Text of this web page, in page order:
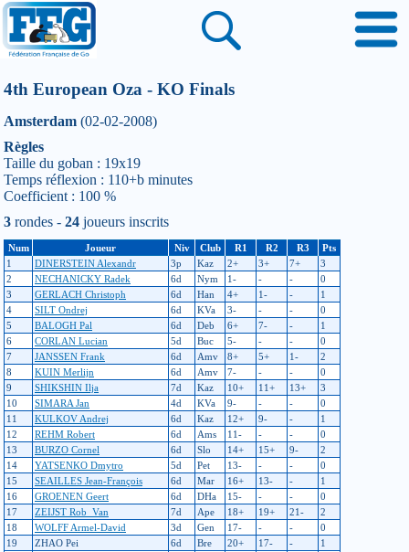
4th European Oza - KO Finals
Amsterdam (02-02-2008)
Règles
Taille du goban : 19x19
Temps réflexion : 110+b minutes
Coefficient : 100 %
3 rondes - 24 joueurs inscrits
Num Joueur Niv Club R1 R2 R3
Pts
1
DINERSTEIN Alexandr 3p Kaz 2+ 3+ 7+
3
2
NECHANICKY Radek 6d Nym 1- - -
0
3
GERLACH Christoph 6d Han 4+ 1- -
1
4
SILT Ondrej 6d KVa 3- - -
0
5
BALOGH Pal 6d Deb 6+ 7- -
1
6
CORLAN Lucian 5d Buc 5- - -
0
7
JANSSEN Frank 6d Amv 8+ 5+ 1-
2
8
KUIN Merlijn 6d Amv 7- - -
0
9
SHIKSHIN Ilja 7d Kaz 10+ 11+ 13+
3
10
SIMARA Jan 4d KVa 9- - -
0
11
KULKOV Andrej 6d Kaz 12+ 9- -
1
12
REHM Robert 6d Ams 11- - -
0
13
BURZO Cornel 6d Slo 14+ 15+ 9-
2
14
YATSENKO Dmytro 5d Pet 13- - -
0
15
SEAILLES Jean-François 6d Mar 16+ 13- -
1
16
GROENEN Geert 6d DHa 15- - -
0
17
ZEIJST Rob_Van 7d Ape 18+ 19+ 21-
2
18
WOLFF Armel-David 3d Gen 17- - -
0
19
ZHAO Pei 6d Bre 20+ 17- -
1